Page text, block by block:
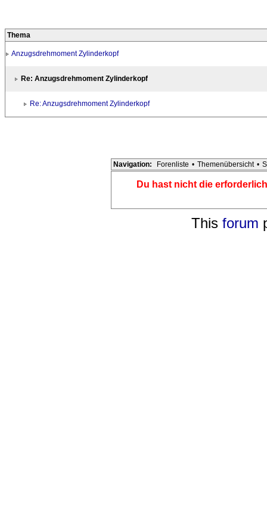
Thema
Anzugsdrehmoment Zylinderkopf
Re: Anzugsdrehmoment Zylinderkopf
Re: Anzugsdrehmoment Zylinderkopf
Navigation: Forenliste • Themenübersicht •
Du hast nicht die
This forum